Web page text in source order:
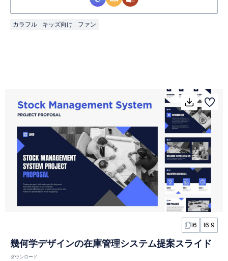
カラフル キッズ向け ファン
16 16:9
幾何学デザインの在庫管理システム提案スライド
ダウンロード